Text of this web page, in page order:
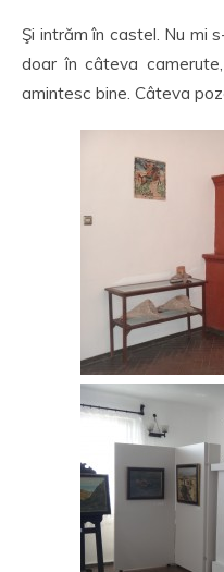
Şi intrăm în castel. Nu mi
doar în câteva
amintesc bine. Câteva